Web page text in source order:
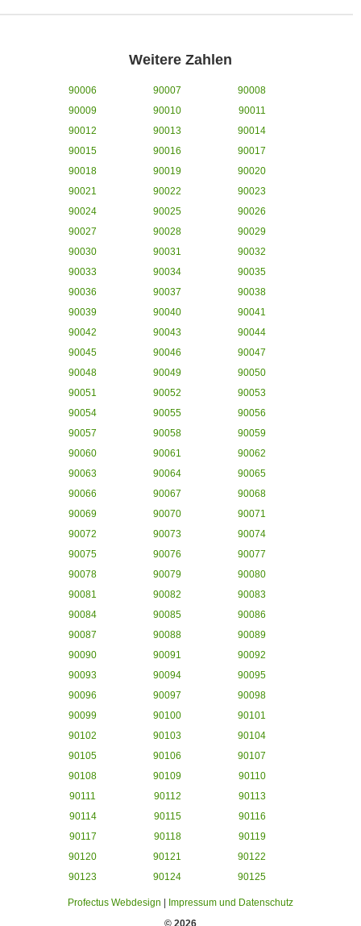
Weitere Zahlen
90006 90007
90008
90009
90010
90011
90012
90013
90014
90015
90016
90017
90018
90019
90020
90021
90022
90023
90024
90025
90026
90027
90028
90029
90030
90031
90032
90033
90034
90035
90036
90037
90038
90039
90040
90041
90042
90043
90044
90045
90046
90047
90048
90049
90050
90051
90052
90053
90054
90055
90056
90057
90058
90059
90060
90061
90062
90063
90064
90065
90066
90067
90068
90069
90070
90071
90072
90073
90074
90075
90076
90077
90078
90079
90080
90081
90082
90083
90084
90085
90086
90087
90088
90089
90090
90091
90092
90093
90094
90095
90096
90097
90098
90099
90100
90101
90102
90103
90104
90105
90106
90107
90108
90109
90110
90111
90112
90113
90114
90115
90116
90117
90118
90119
90120
90121
90122
90123
90124 90125
Profectus Webdesign
Impressum und Datenschutz